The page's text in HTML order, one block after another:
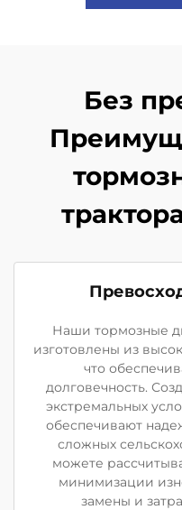
Без
Наши тормозные
изготовлены из
что
долговечность.
экстремальных
обеспечивают
сложных
можете
минимизации
замены и